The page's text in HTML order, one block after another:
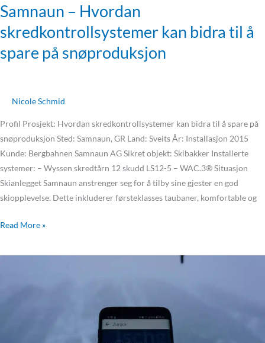
Samnaun – Hvordan
skredkontrollsystemer kan bidra til å
spare på snøproduksjon
Nicole Schmid
Profil Prosjekt: Hvordan skredkontrollsystemer kan bidra til å spare på
snøproduksjon Sted: Samnaun, GR Land: Sveits År: Installasjon 2015
Kunde: Bergbahnen Samnaun AG Sikret objekt: Skibakker Installerte
systemer: – Wyssen skredtårn 12 skudd LS12-5 – WAC.3® Situasjon
Skianlegget Samnaun anstrenger seg for å tilby sine gjester en god
skiopplevelse. Dette inkluderer førsteklasses taubaner, komfortable og
Read More »